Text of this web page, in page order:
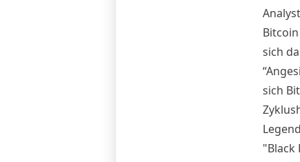
sich
sich
"Black